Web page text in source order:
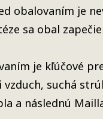
obalovaním je
sa obal
je kľúčové
suchá
a následnú